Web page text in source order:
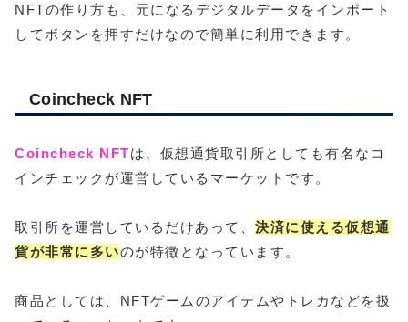
NFTの作り方も、元になるデジタルデータをインポート
してボタンを押すだけなので簡単に利用できます。
Coincheck NFT
Coincheck NFTは、仮想通貨取引所としても有名なコ
インチェックが運営しているマーケットです。
取引所を運営しているだけあって、 決済に使える仮想通
貨が非常に多いのが特徴となっています。
商品としては、NFTゲームのアイテムやトレカなどを扱